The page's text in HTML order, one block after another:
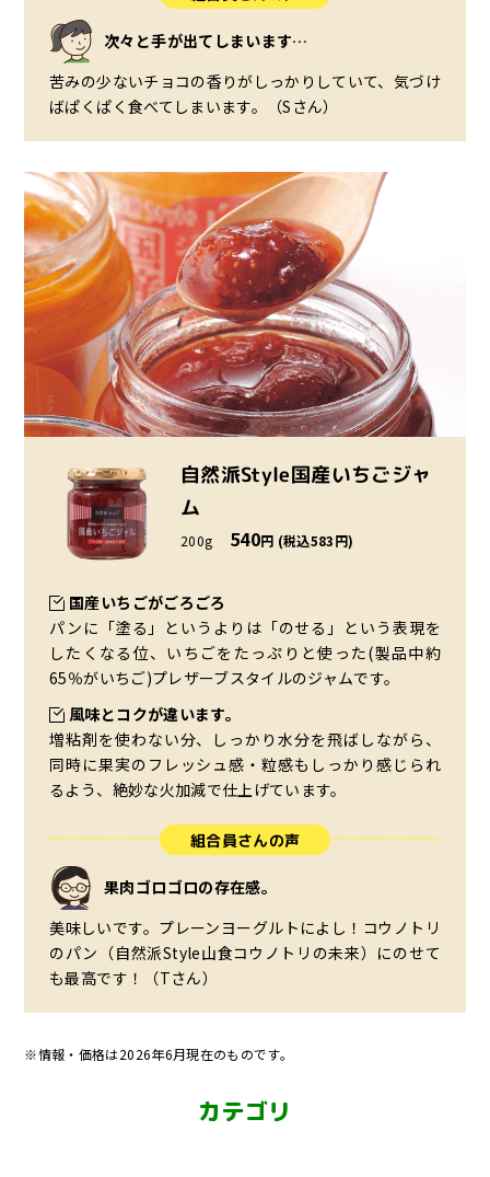
次々と手が出てしまいます…
苦みの少ないチョコの香りがしっかりしていて、気づけ
ばぱくぱく食べてしまいます。（Sさん）
自然派Style国産いちごジャ
ム
200g 540円 (税込583円)
国産いちごがごろごろ
パンに「塗る」というよりは「のせる」という表現を
したくなる位、いちごをたっぷりと使った(製品中約
65％がいちご)プレザーブスタイルのジャムです。
風味とコクが違います。
増粘剤を使わない分、しっかり水分を飛ばしながら、
同時に果実のフレッシュ感・粒感もしっかり感じられ
るよう、絶妙な火加減で仕上げています。
組合員さんの声
果肉ゴロゴロの存在感。
美味しいです。プレーンヨーグルトによし！コウノトリ
のパン（自然派Style山食コウノトリの未来）にのせて
も最高です！（Tさん）
※情報・価格は2026年6月現在のものです。
カテゴリ